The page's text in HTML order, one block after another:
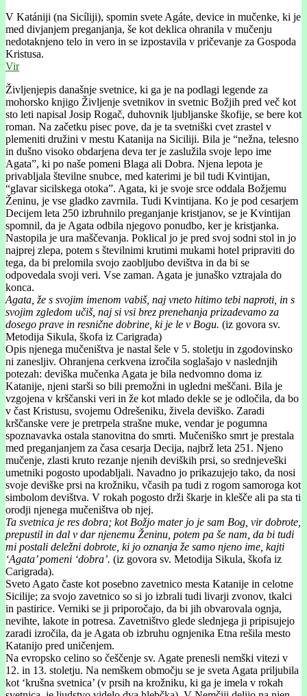
V Katániji (na Sicíliji), spomin svete Agáte, device in mučenke, ki je
med divjanjem preganjanja, še kot deklica ohranila v mučenju
nedotaknjeno telo in vero in se izpostavila v pričevanje za Gospoda
Kristusa.
Vir
Življenjepis današnje svetnice, ki ga je na podlagi legende za
mohorsko knjigo Življenje svetnikov in svetnic Božjih pred več kot
sto leti napisal Josip Rogač, duhovnik ljubljanske škofije, se bere kot
roman. Na začetku pisec pove, da je ta svetniški cvet zrastel v
plemeniti družini v mestu Katanija na Siciliji. Bila je “nežna, telesno
in dušno visoko obdarjena deva ter je zaslužila svoje lepo ime
Agata”, ki po naše pomeni Blaga ali Dobra. Njena lepota je
privabljala številne snubce, med katerimi je bil tudi Kvintijan,
“glavar sicilskega otoka”. Agata, ki je svoje srce oddala Božjemu
Ženinu, je vse gladko zavrnila. Tudi Kvintijana. Ko je pod cesarjem
Decijem leta 250 izbruhnilo preganjanje kristjanov, se je Kvintijan
spomnil, da je Agata odbila njegovo ponudbo, ker je kristjanka.
Nastopila je ura maščevanja. Poklical jo je pred svoj sodni stol in jo
najprej zlepa, potem s številnimi krutimi mukami hotel pripraviti do
tega, da bi prelomila svojo zaobljubo devištva in da bi se
odpovedala svoji veri. Vse zaman. Agata je junaško vztrajala do
konca.
Agata, že s svojim imenom vabiš, naj vneto hitimo tebi naproti, in s
svojim zgledom učiš, naj si vsi brez prenehanja prizadevamo za
dosego prave in resnične dobrine, ki je le v Bogu. (iz govora sv.
Metodija Sikula, škofa iz Carigrada)
Opis njenega mučeništva je nastal šele v 5. stoletju in zgodovinsko
ni zanesljiv. Ohranjena cerkvena izročila soglašajo v naslednjih
potezah: deviška mučenka Agata je bila nedvomno doma iz
Katanije, njeni starši so bili premožni in ugledni meščani. Bila je
vzgojena v krščanski veri in že kot mlado dekle se je odločila, da bo
v čast Kristusu, svojemu Odrešeniku, živela deviško. Zaradi
krščanske vere je pretrpela strašne muke, vendar je pogumna
spoznavavka ostala stanovitna do smrti. Mučeniško smrt je prestala
med preganjanjem za časa cesarja Decija, najbrž leta 251. Njeno
mučenje, zlasti kruto rezanje njenih deviških prsi, so srednjeveški
umetniki pogosto upodabljali. Navadno jo prikazujejo tako, da nosi
svoje deviške prsi na krožniku, včasih pa tudi z rogom samoroga kot
simbolom devištva. V rokah pogosto drži škarje in klešče ali pa sta ti
orodji njenega mučeništva ob njej.
Ta svetnica je res dobra; kot Božjo mater jo je sam Bog, vir dobrote,
prepustil in dal v dar njenemu Ženinu, potem pa še nam, da bi tudi
mi postali deležni dobrote, ki jo oznanja že samo njeno ime, kajti
‘Agata’ pomeni ‘dobra’. (iz govora sv. Metodija Sikula, škofa iz
Carigrada).
Sveto Agato časte kot posebno zavetnico mesta Katanije in celotne
Sicilije; za svojo zavetnico so si jo izbrali tudi livarji zvonov, tkalci
in pastirice. Verniki se ji priporočajo, da bi jih obvarovala ognja,
nevihte, lakote in potresa. Zavetništvo glede slednjega ji pripisujejo
zaradi izročila, da je Agata ob izbruhu ognjenika Etna rešila mesto
Katanijo pred uničenjem.
Na evropsko celino so češčenje sv. Agate prenesli nemški vitezi v
12. in 13. stoletju. Na nemškem območju se je sveta Agata priljubila
kot ‘krušna svetnica’ (v prsih na krožniku, ki ga je imela v rokah